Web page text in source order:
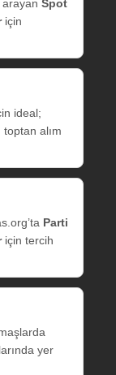
Spot
için
ideal;
alım
Parti
için tercih
yer